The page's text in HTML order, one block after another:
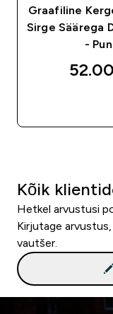
Graafiline
Sirge Säärega
-
Kõik
Hetkel arvustusi
Kirjutage
vautšer.